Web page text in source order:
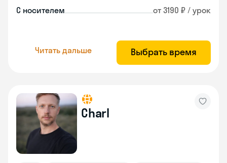
С носителем от 3190 ₽ / урок
Читать дальше Выбрать время
Charl